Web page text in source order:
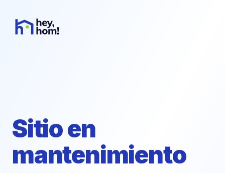
Sitio en
mantenimiento